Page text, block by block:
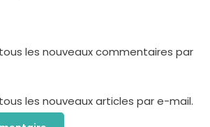
les nouveaux commentaires par
les nouveaux articles par e-mail.